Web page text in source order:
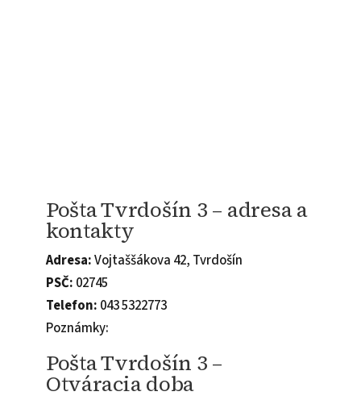
Pošta Tvrdošín 3 – adresa a
kontakty
Adresa:Vojtaššákova 42, Tvrdošín
PSČ: 02745
Telefon: 043 5322773
Poznámky:
Pošta Tvrdošín 3 –
Otváracia doba